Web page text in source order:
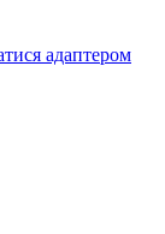
адаптером